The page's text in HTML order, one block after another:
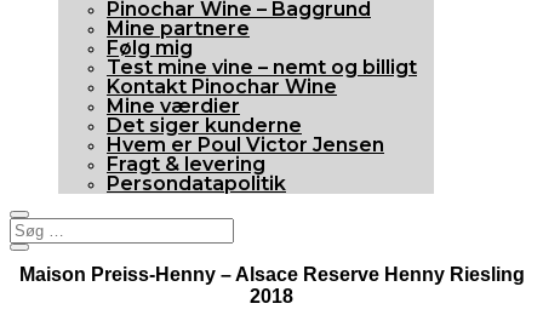
Pinochar Wine – Baggrund
Mine partnere
Følg mig
Test mine vine – nemt og billigt
Kontakt Pinochar Wine
Mine værdier
Det siger kunderne
Hvem er Poul Victor Jensen
Fragt & levering
Persondatapolitik
Maison Preiss-Henny – Alsace Reserve Henny Riesling
2018